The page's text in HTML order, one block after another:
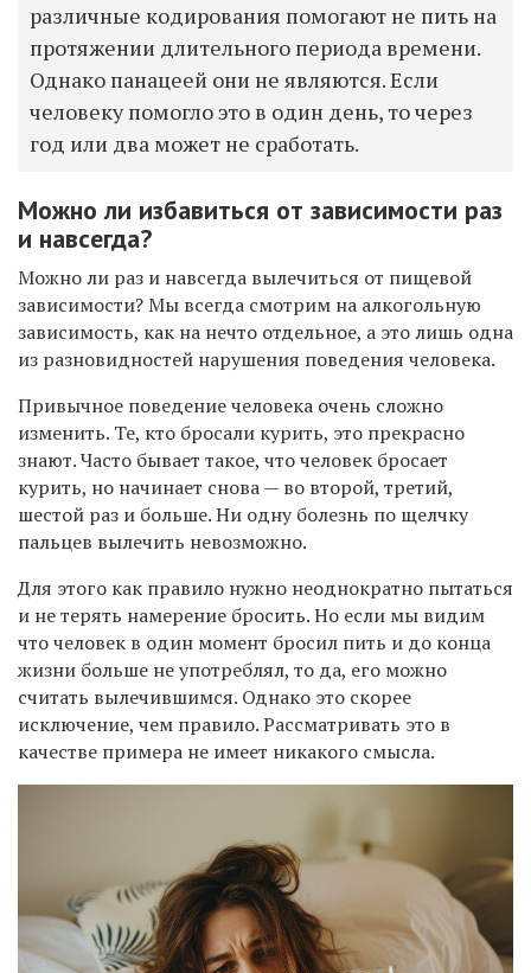
различные кодирования помогают не пить на
протяжении длительного периода времени.
Однако панацеей они не являются. Если
человеку помогло это в один день, то через
год или два может не сработать.
Можно ли избавиться от зависимости раз
и навсегда?
Можно ли раз и навсегда вылечиться от пищевой
зависимости? Мы всегда смотрим на алкогольную
зависимость, как на нечто отдельное, а это лишь одна
из разновидностей нарушения поведения человека.
Привычное поведение человека очень сложно
изменить. Те, кто бросали курить, это прекрасно
знают. Часто бывает такое, что человек бросает
курить, но начинает снова — во второй, третий,
шестой раз и больше. Ни одну болезнь по щелчку
пальцев вылечить невозможно.
Для этого как правило нужно неоднократно пытаться
и не терять намерение бросить. Но если мы видим
что человек в один момент бросил пить и до конца
жизни больше не употреблял, то да, его можно
считать вылечившимся. Однако это скорее
исключение, чем правило. Рассматривать это в
качестве примера не имеет никакого смысла.